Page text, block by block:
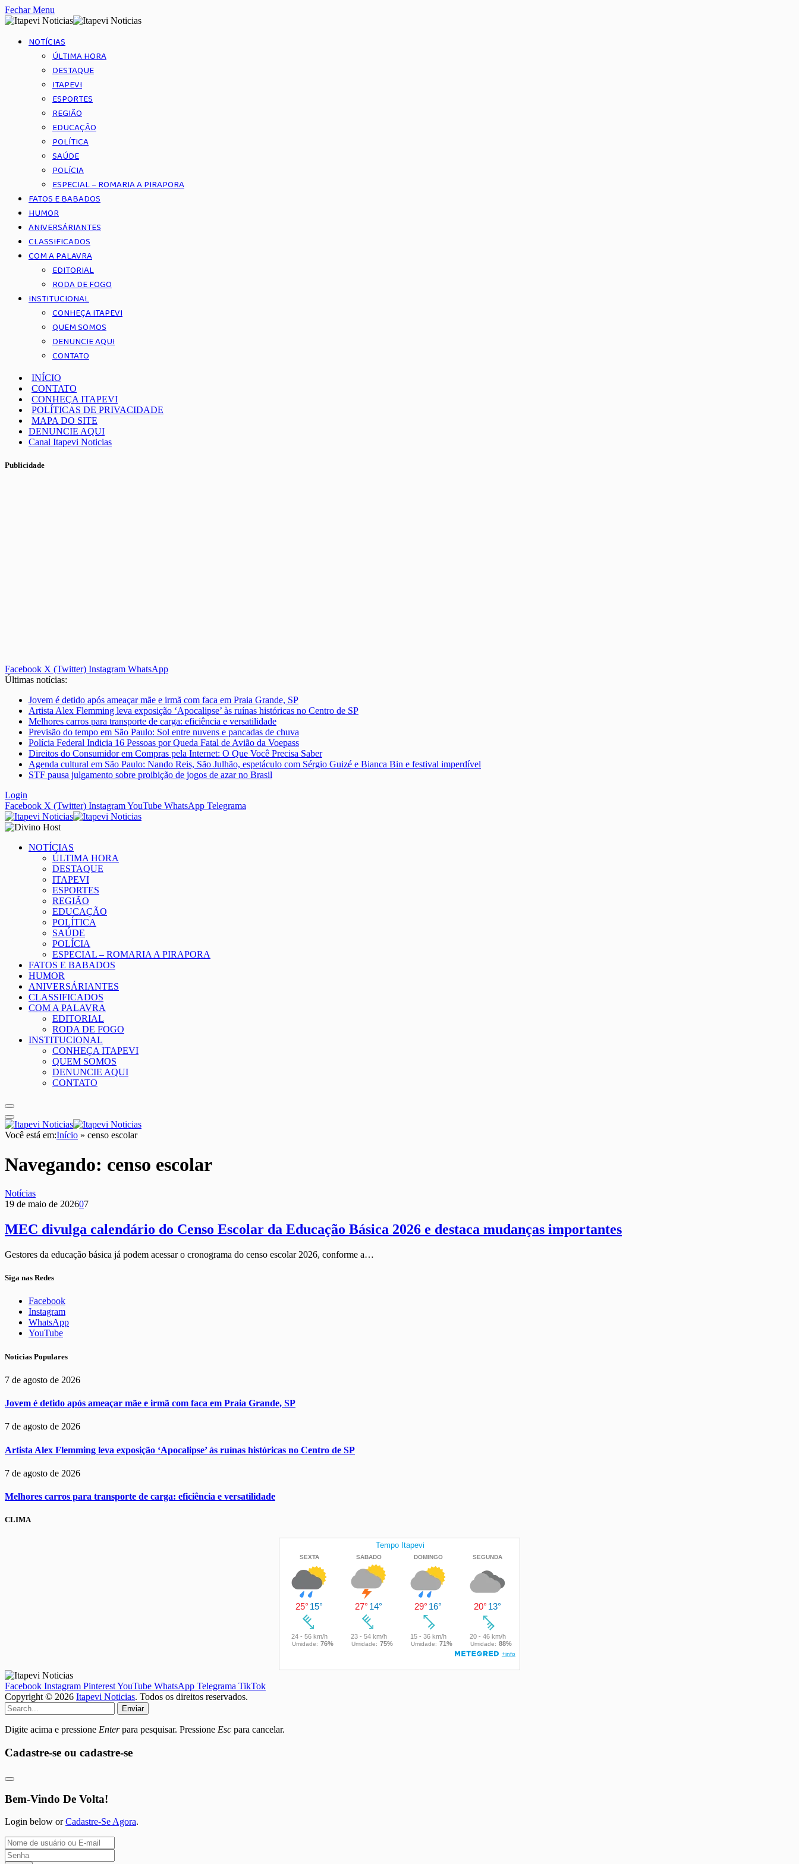
Fechar Menu
NOTÍCIAS
ÚLTIMA HORA
DESTAQUE
ITAPEVI
ESPORTES
REGIÃO
EDUCAÇÃO
POLÍTICA
SAÚDE
POLÍCIA
ESPECIAL – ROMARIA A PIRAPORA
FATOS E BABADOS
HUMOR
ANIVERSÁRIANTES
CLASSIFICADOS
COM A PALAVRA
EDITORIAL
RODA DE FOGO
INSTITUCIONAL
CONHEÇA ITAPEVI
QUEM SOMOS
DENUNCIE AQUI
CONTATO
INÍCIO
CONTATO
CONHEÇA ITAPEVI
POLÍTICAS DE PRIVACIDADE
MAPA DO SITE
DENUNCIE AQUI
Canal Itapevi Noticias
Publicidade
Facebook X (Twitter) Instagram WhatsApp
Últimas notícias:
Jovem é detido após ameaçar mãe e irmã com faca em Praia Grande, SP
Artista Alex Flemming leva exposição ‘Apocalipse’ às ruínas históricas no Centro de SP
Melhores carros para transporte de carga: eficiência e versatilidade
Previsão do tempo em São Paulo: Sol entre nuvens e pancadas de chuva
Polícia Federal Indicia 16 Pessoas por Queda Fatal de Avião da Voepass
Direitos do Consumidor em Compras pela Internet: O Que Você Precisa Saber
Agenda cultural em São Paulo: Nando Reis, São Julhão, espetáculo com Sérgio Guizé e Bianca Bin e festival imperdível
STF pausa julgamento sobre proibição de jogos de azar no Brasil
Login
Facebook X (Twitter) InstagramYouTube WhatsApp Telegrama
NOTÍCIAS
ÚLTIMA HORA
DESTAQUE
ITAPEVI
ESPORTES
REGIÃO
EDUCAÇÃO
POLÍTICA
SAÚDE
POLÍCIA
ESPECIAL – ROMARIA A PIRAPORA
FATOS E BABADOS
HUMOR
ANIVERSÁRIANTES
CLASSIFICADOS
COM A PALAVRA
EDITORIAL
RODA DE FOGO
INSTITUCIONAL
CONHEÇA ITAPEVI
QUEM SOMOS
DENUNCIE AQUI
CONTATO
Você está em:Início » censo escolar
Navegando: censo escolar
Notícias
19 de maio de 202607
MEC divulga calendário do Censo Escolar da Educação Básica 2026 e destaca mudanças importantes
Gestores da educação básica já podem acessar o cronograma do censo escolar 2026, conforme a…
Siga nas Redes
Facebook
Instagram
WhatsApp
YouTube
Noticias Populares
7 de agosto de 2026
Jovem é detido após ameaçar mãe e irmã com faca em Praia Grande, SP
7 de agosto de 2026
Artista Alex Flemming leva exposição ‘Apocalipse’ às ruínas históricas no Centro de SP
7 de agosto de 2026
Melhores carros para transporte de carga: eficiência e versatilidade
CLIMA
Facebook Instagram PinterestYouTube WhatsApp Telegrama TikTok
Copyright © 2026 Itapevi Noticias. Todos os direitos reservados.
Enviar
Digite acima e pressione Enterpara pesquisar. Pressione Esc para cancelar.
Cadastre-se ou cadastre-se
Bem-Vindo De Volta!
Login below orCadastre-Se Agora.